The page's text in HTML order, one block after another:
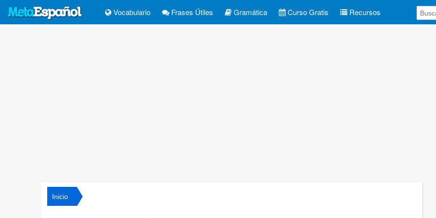
Vocabulario Frases Útiles Gramática Curso Gratis Recursos
Inicio